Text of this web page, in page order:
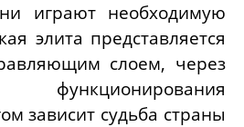
играют необходимую
элита представляется
слоем, через
функционирования
зависит судьба страны